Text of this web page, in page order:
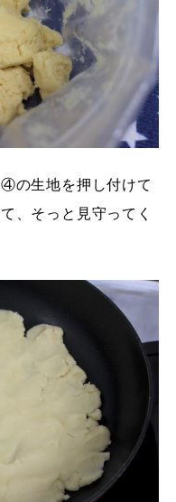
の生地を押し付けて
、そっと見守ってく